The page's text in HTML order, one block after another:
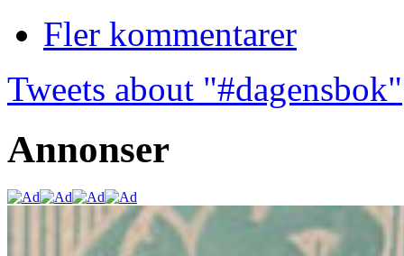
Fler kommentarer
Tweets about "#dagensbok"
Annonser